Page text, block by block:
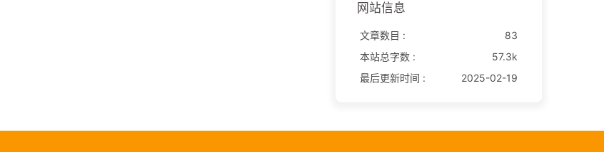
网站信息
文章数目 :
83
本站总字数 :
57.3k
最后更新时间 :
2025-02-19